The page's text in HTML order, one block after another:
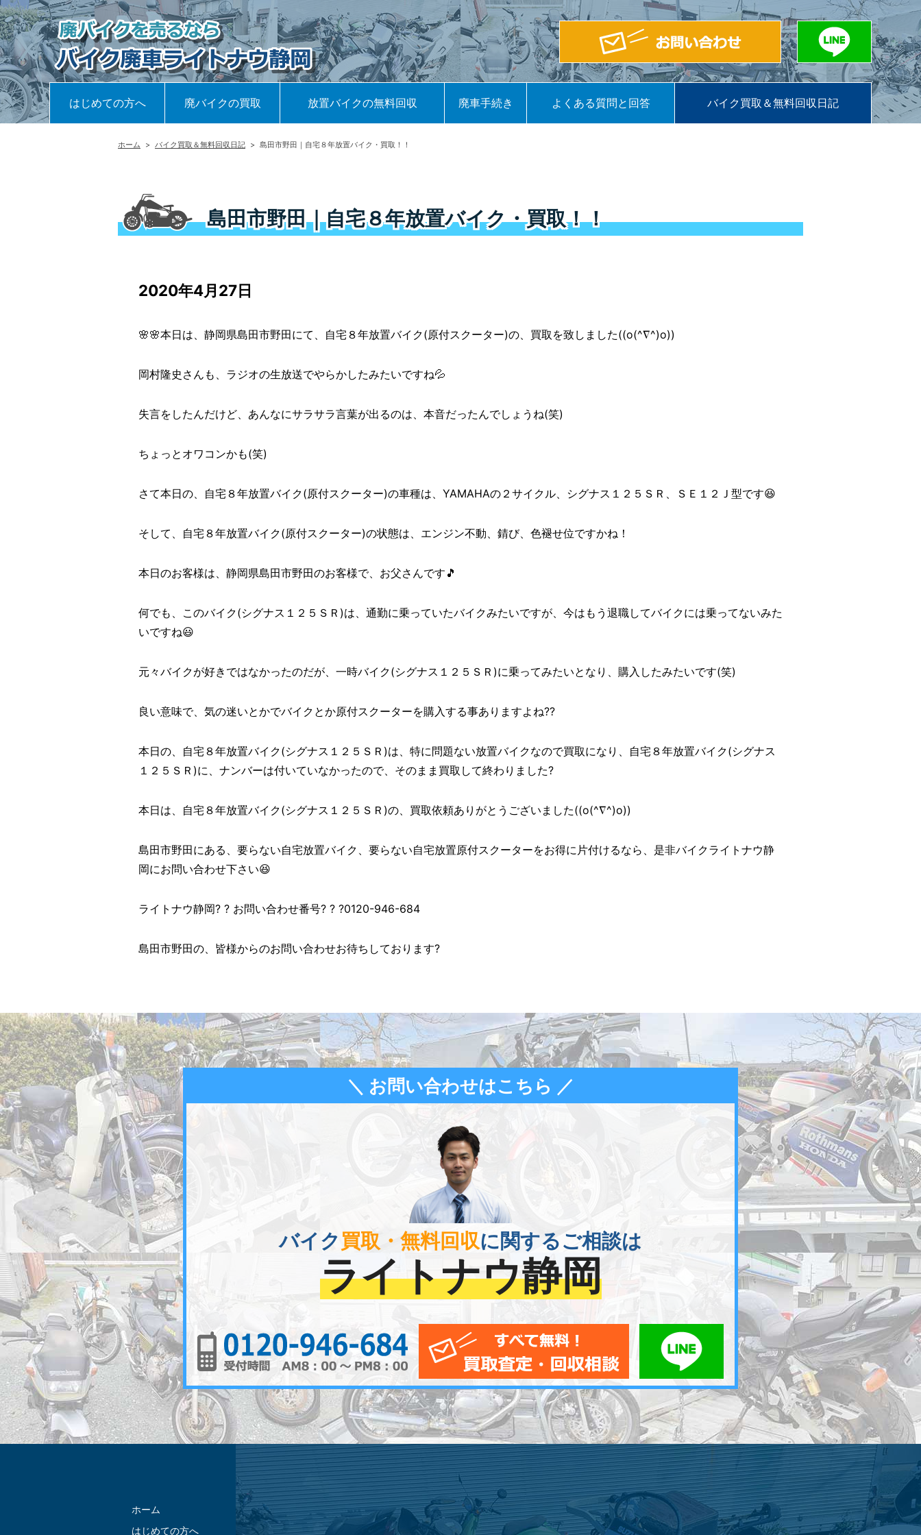
はじめての方へ 廃バイクの買取 放置バイクの無料回収 廃車手続き よくある質問と回答 バイク買取＆無料回収日記
ホーム > バイク買取＆無料回収日記 > 島田市野田｜自宅８年放置バイク・買取！！
島田市野田｜自宅８年放置バイク・買取！！
2020年4月27日
🌸🌸本日は、静岡県島田市野田にて、自宅８年放置バイク(原付スクーター)の、買取を致しました((o(^∇^)o))
岡村隆史さんも、ラジオの生放送でやらかしたみたいですね💦
失言をしたんだけど、あんなにサラサラ言葉が出るのは、本音だったんでしょうね(笑)
ちょっとオワコンかも(笑)
さて本日の、自宅８年放置バイク(原付スクーター)の車種は、YAMAHAの２サイクル、シグナス１２５ＳＲ、ＳＥ１２Ｊ型です😆
そして、自宅８年放置バイク(原付スクーター)の状態は、エンジン不動、錆び、色褪せ位ですかね！
本日のお客様は、静岡県島田市野田のお客様で、お父さんです🎵
何でも、このバイク(シグナス１２５ＳＲ)は、通勤に乗っていたバイクみたいですが、今はもう退職してバイクには乗ってないみた
いですね😃
元々バイクが好きではなかったのだが、一時バイク(シグナス１２５ＳＲ)に乗ってみたいとなり、購入したみたいです(笑)
良い意味で、気の迷いとかでバイクとか原付スクーターを購入する事ありますよね??
本日の、自宅８年放置バイク(シグナス１２５ＳＲ)は、特に問題ない放置バイクなので買取になり、自宅８年放置バイク(シグナス
１２５ＳＲ)に、ナンバーは付いていなかったので、そのまま買取して終わりました?
本日は、自宅８年放置バイク(シグナス１２５ＳＲ)の、買取依頼ありがとうございました((o(^∇^)o))
島田市野田にある、要らない自宅放置バイク、要らない自宅放置原付スクーターをお得に片付けるなら、是非バイクライトナウ静
岡にお問い合わせ下さい😆
ライトナウ静岡? ? お問い合わせ番号? ? ?0120-946-684
島田市野田の、皆様からのお問い合わせお待ちしております?
＼ お問い合わせはこちら ／
バイク 買取・無料回収に関するご相談は
ライトナウ静岡
0120-956-684 メールでお問い合わせLINEでお問い合わせ
ホーム
はじめての方へ